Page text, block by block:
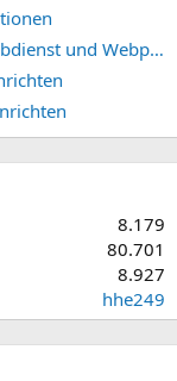
Synology DSM 7.2/7.3, Web Station 4, Webdienst und Webportal erstellen (ehemals vHost)
8.179
80.701
8.927
hhe249